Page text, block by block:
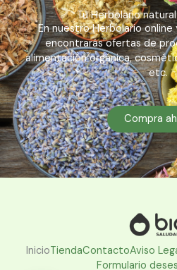
Tu Herbolario
En nuestro Herbolario
encontrarás ofertas de
alimentación orgánica,
etc.
Compra
InicioTiendaContactoAviso
Formulario